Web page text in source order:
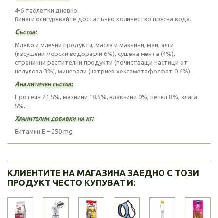
4-6 таблетки дневно.
Винаги осигурявайте достатъчно количество прясна вода.
Състав:
Мляко и млечни продукти, масла и мазнини, маи, алги
(изсушени морски водорасли 6%), сушена мента (4%),
странични растителни продукти (почистващи частици от
целулоза 3%), минерали (натриев хексаметафосфат 0.6%).
Аналитичен състав:
Протеин 21.5%, мазнини 18.5%, влакнини 9%, пепел 8%, влага
5%.
Хранителни добавки на кг:
Витамин E – 250 mg.
КЛИЕНТИТЕ НА МАГАЗИНА ЗАЕДНО С ТОЗИ
ПРОДУКТ ЧЕСТО КУПУВАТ И: